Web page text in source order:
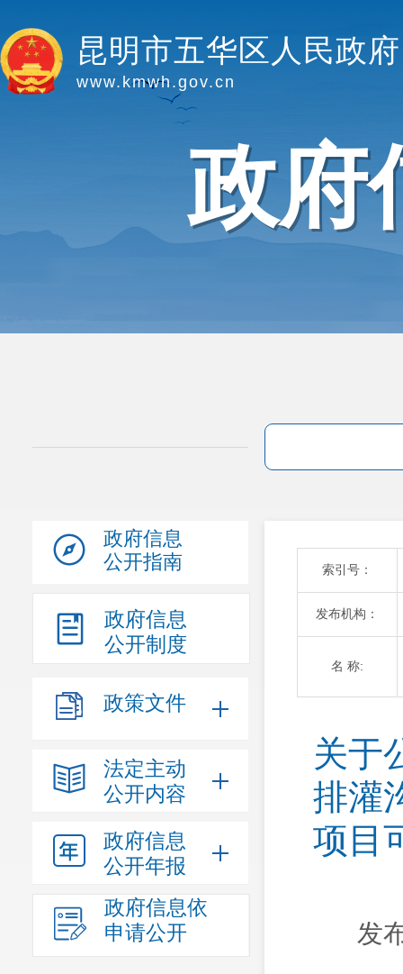
昆明市五华区人民政府
www.kmwh.gov.cn
政府
政府信息
公开指南
政府信息
公开制度
政策文件
法定主动
公开内容
政府信息
公开年报
政府信息依
申请公开
索引号：
发布机构：
名 称:
关于
排灌
项目
发